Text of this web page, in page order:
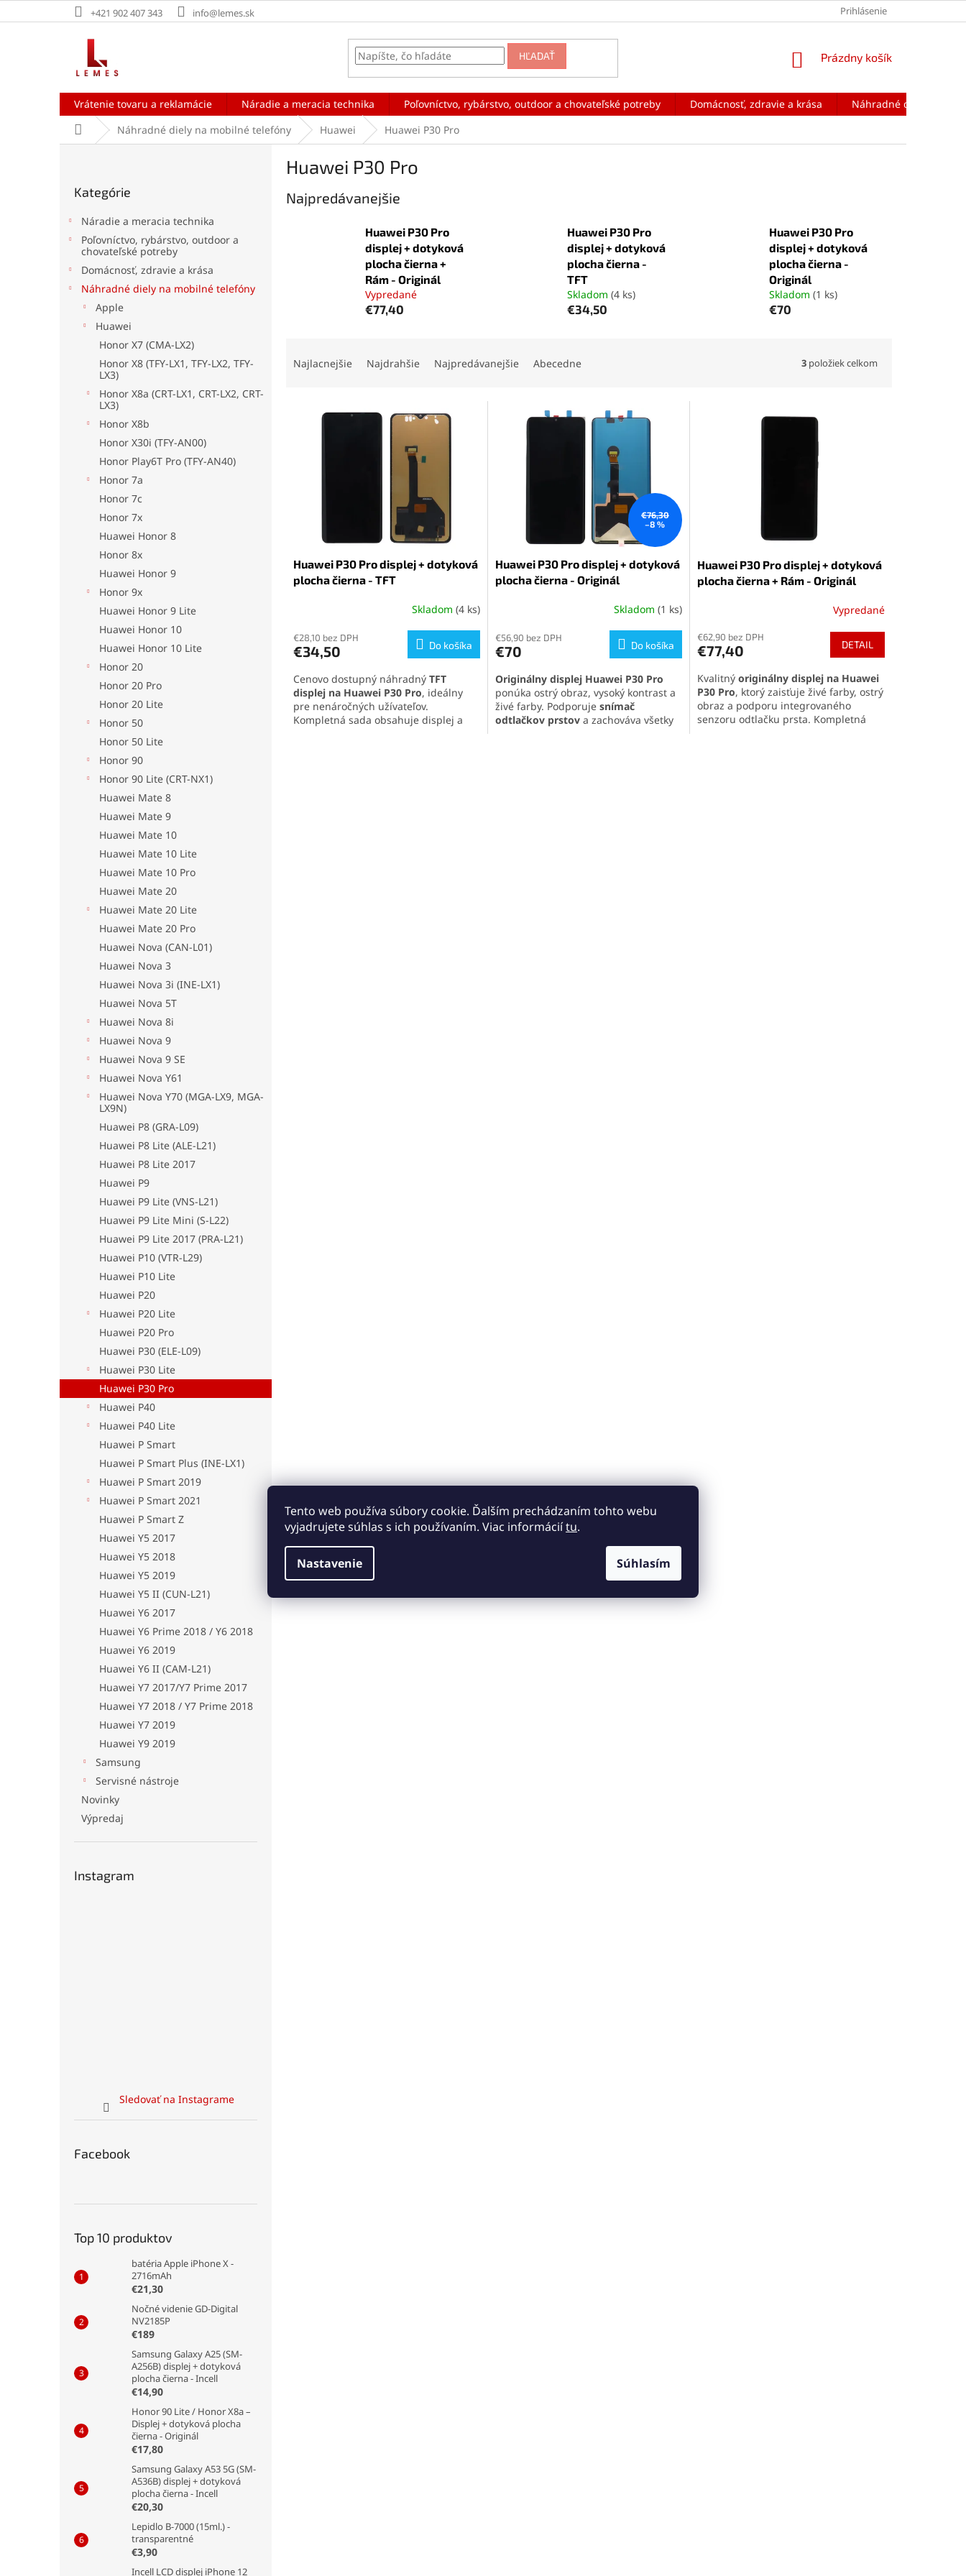
Tento web používa súbory cookie. Ďalším prechádzaním tohto webu
vyjadrujete súhlas s ich používaním. Viac informáciítu.
Nastavenie Súhlasím
na
+421 902 407 343 info@lemes.sk Prihlásenie
HĽADAŤ
NÁKUPNÝ
Prázdny košík
Vrátenie tovaru a reklamácie Náradie a meracia technika Poľovníctvo, rybárstvo, outdoor a chovateľské potreby Domácnosť, zdravie a krása
Náhradné diely na
DomovNáhradné diely na mobilné telefóny Huawei Huawei P30 Pro
kategórie
Kategórie
Náradie a meracia technika
Poľovníctvo, rybárstvo, outdoor a
chovateľské potreby
Domácnosť, zdravie a krása
Náhradné diely na mobilné telefóny
Apple
Huawei
Honor X7 (CMA-LX2)
Honor X8 (TFY-LX1, TFY-LX2, TFY-
LX3)
Honor X8a (CRT-LX1, CRT-LX2, CRT-
LX3)
Honor X8b
Honor X30i (TFY-AN00)
Honor Play6T Pro (TFY-AN40)
Honor 7a
Honor 7c
Honor 7x
Huawei Honor 8
Honor 8x
Huawei Honor 9
Honor 9x
Huawei Honor 9 Lite
Huawei Honor 10
Huawei Honor 10 Lite
Honor 20
Honor 20 Pro
Honor 20 Lite
Honor 50
Honor 50 Lite
Honor 90
Honor 90 Lite (CRT-NX1)
Huawei Mate 8
Huawei Mate 9
Huawei Mate 10
Huawei Mate 10 Lite
Huawei Mate 10 Pro
Huawei Mate 20
Huawei Mate 20 Lite
Huawei Mate 20 Pro
Huawei Nova (CAN-L01)
Huawei Nova 3
Huawei Nova 3i (INE-LX1)
Huawei Nova 5T
Huawei Nova 8i
Huawei Nova 9
Huawei Nova 9 SE
Huawei Nova Y61
Huawei Nova Y70 (MGA-LX9, MGA-
LX9N)
Huawei P8 (GRA-L09)
Huawei P8 Lite (ALE-L21)
Huawei P8 Lite 2017
Huawei P9
Huawei P9 Lite (VNS-L21)
Huawei P9 Lite Mini (S-L22)
Huawei P9 Lite 2017 (PRA-L21)
Huawei P10 (VTR-L29)
Huawei P10 Lite
Huawei P20
Huawei P20 Lite
Huawei P20 Pro
Huawei P30 (ELE-L09)
Huawei P30 Lite
Huawei P30 Pro
Huawei P40
Huawei P40 Lite
Huawei P Smart
Huawei P Smart Plus (INE-LX1)
Huawei P Smart 2019
Huawei P Smart 2021
Huawei P Smart Z
Huawei Y5 2017
Huawei Y5 2018
Huawei Y5 2019
Huawei Y5 II (CUN-L21)
Huawei Y6 2017
Huawei Y6 Prime 2018 / Y6 2018
Huawei Y6 2019
Huawei Y6 II (CAM-L21)
Huawei Y7 2017/Y7 Prime 2017
Huawei Y7 2018 / Y7 Prime 2018
Huawei Y7 2019
Huawei Y9 2019
Samsung
Servisné nástroje
Novinky
Výpredaj
Instagram
Sledovať na Instagrame
Facebook
Top 10 produktov
batéria Apple iPhone X -
2716mAh
€21,30
Nočné videnie GD-Digital
NV2185P
€189
Samsung Galaxy A25 (SM-
A256B) displej + dotyková
plocha čierna - Incell
€14,90
Honor 90 Lite / Honor X8a –
Displej + dotyková plocha
čierna - Originál
€17,80
Samsung Galaxy A53 5G (SM-
A536B) displej + dotyková
plocha čierna - Incell
€20,30
Lepidlo B-7000 (15ml.) -
transparentné
€3,90
Incell LCD displej iPhone 12
Huawei P30 Pro
Najpredávanejšie
Huawei P30 Pro
displej + dotyková
plocha čierna +
Rám - Originál
Vypredané
€77,40
Huawei P30 Pro
displej + dotyková
plocha čierna -
TFT
Skladom (4 ks)
€34,50
Huawei P30 Pro
displej + dotyková
plocha čierna -
Originál
Skladom (1 ks)
€70
Najlacnejšie Najdrahšie Najpredávanejšie Abecedne 3 položiek celkom
Huawei P30 Pro displej + dotyková
plocha čierna - TFT
produktu
je
z
5
hviezdičiek.
Skladom (4 ks)
€28,10 bez DPH
€34,50 Do košíka
Cenovo dostupný náhradný TFT
displej na Huawei P30 Pro, ideálny
pre nenáročných užívateľov.
Kompletná sada obsahuje displej a
€76,30
–8 %
Huawei P30 Pro displej + dotyková
plocha čierna - Originál
produktu
je
z
5
hviezdičiek.
Skladom (1 ks)
€56,90 bez DPH
€70 Do košíka
Originálny displej Huawei P30 Pro
ponúka ostrý obraz, vysoký kontrast a
živé farby. Podporuje snímač
odtlačkov prstova zachováva všetky
Huawei P30 Pro displej + dotyková
plocha čierna + Rám - Originál
Vypredané
€62,90 bez DPH
€77,40 DETAIL
Kvalitný originálny displej na Huawei
P30 Pro, ktorý zaisťuje živé farby, ostrý
obraz a podporu integrovaného
senzoru odtlačku prsta. Kompletná